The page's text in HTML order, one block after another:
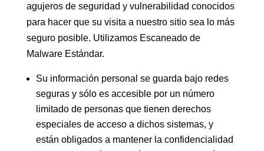
agujeros de seguridad y vulnerabilidad conocidos
para hacer que su visita a nuestro sitio sea lo más
seguro posible. Utilizamos Escaneado de
Malware Estándar.
Su información personal se guarda bajo redes
seguras y sólo es accesible por un número
limitado de personas que tienen derechos
especiales de acceso a dichos sistemas, y
están obligados a mantener la confidencialidad